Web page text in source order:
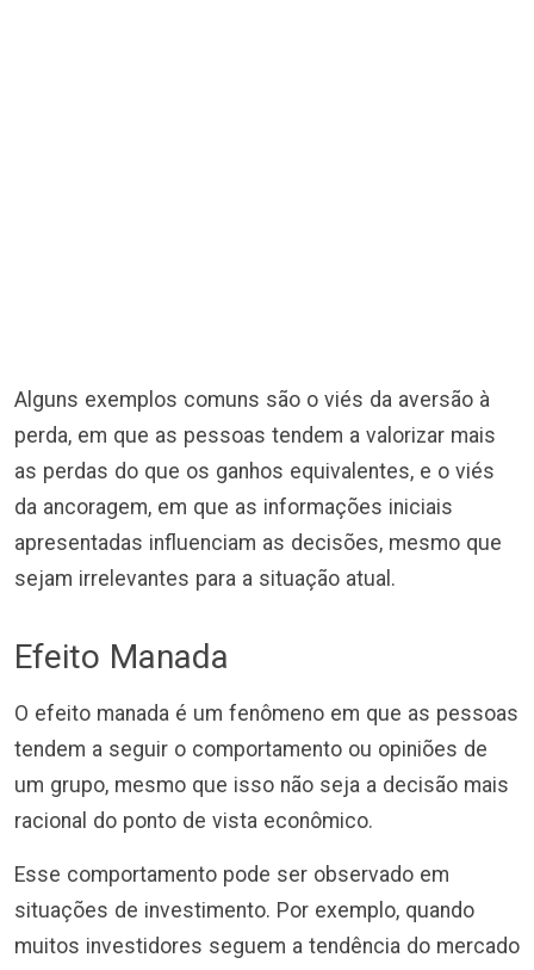
Alguns exemplos comuns são o viés da aversão à
perda, em que as pessoas tendem a valorizar mais
as perdas do que os ganhos equivalentes, e o viés
da ancoragem, em que as informações iniciais
apresentadas influenciam as decisões, mesmo que
sejam irrelevantes para a situação atual.
Efeito Manada
O efeito manada é um fenômeno em que as pessoas
tendem a seguir o comportamento ou opiniões de
um grupo, mesmo que isso não seja a decisão mais
racional do ponto de vista econômico.
Esse comportamento pode ser observado em
situações de investimento. Por exemplo, quando
muitos investidores seguem a tendência do mercado